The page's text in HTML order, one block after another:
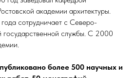
академии архитектуры.
сотрудничает с Северо-
государственной службы. С 2000
более 500 научных и